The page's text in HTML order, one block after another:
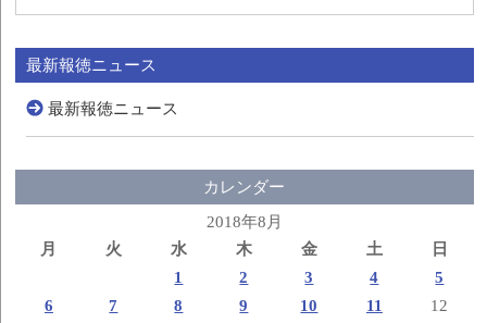
最新報徳ニュース
最新報徳ニュース
カレンダー
2018年8月
月
火 水 木 金 土 日
1 2 3 4
5
6
7 8 9 10 11
12